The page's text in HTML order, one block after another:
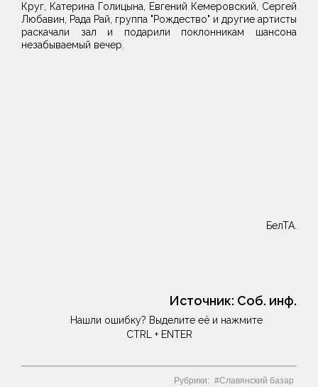
Круг, Катерина Голицына, Евгений Кемеровский, Сергей
Любавин, Рада Рай, группа "Рождество" и другие артисты
раскачали зал и подарили поклонникам шансона
незабываемый вечер.
БелТА.
Источник: Соб. инф.
Нашли ошибку? Выделите её и нажмите
CTRL + ENTER
Рубрики: Славянский базар